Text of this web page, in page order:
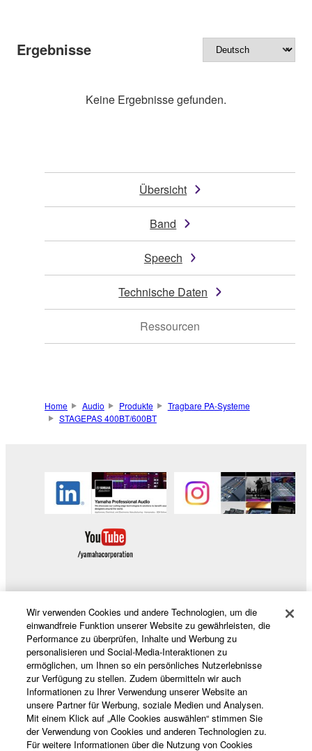
Ergebnisse
Keine Ergebnisse gefunden.
Übersicht
Band
Speech
Technische Daten
Ressourcen
Home Audio Produkte
Tragbare PA-Systeme
STAGEPAS 400BT/600BT
Produkte und Lösungen
News
Über Yamaha
Wir verwenden Cookies und andere Technologien, um die
einwandfreie Funktion unserer Website zu gewährleisten, die
Performance zu überprüfen, Inhalte und Werbung zu
personalisieren und Social-Media-Interaktionen zu
ermöglichen, um Ihnen so ein persönliches Nutzerlebnisse
zur Verfügung zu stellen. Zudem übermitteln wir auch
Informationen zu Ihrer Verwendung unserer Website an
unsere Partner für Werbung, soziale Medien und Analysen.
Mit einem Klick auf „Alle Cookies auswählen“ stimmen Sie
der Verwendung von Cookies und anderen Technologien zu.
Für weitere Informationen über die Nutzung von Cookies